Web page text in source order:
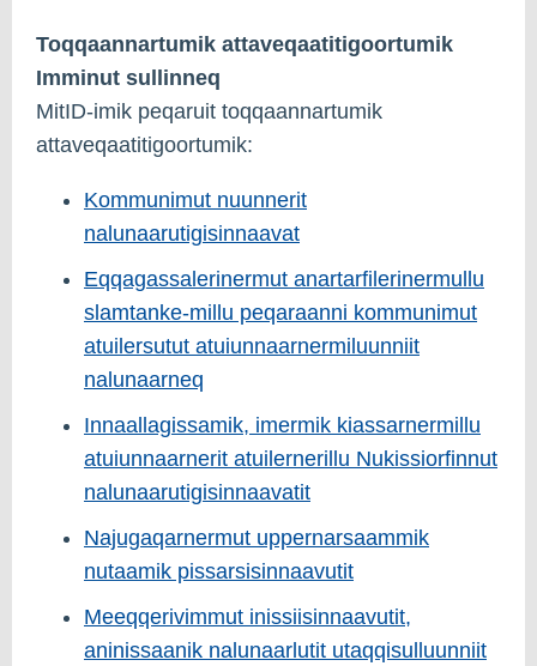
Toqqaannartumik attaveqaatitigoortumik
Imminut sullinneq
MitID-imik peqaruit toqqaannartumik
attaveqaatitigoortumik:
Kommunimut nuunnerit
nalunaarutigisinnaavat
Eqqagassalerinermut anartarfilerinermullu
slamtanke-millu peqaraanni kommunimut
atuilersutut atuiunnaarnermiluunniit
nalunaarneq
Innaallagissamik, imermik kiassarnermillu
atuiunnaarnerit atuilernerillu Nukissiorfinnut
nalunaarutigisinnaavatit
Najugaqarnermut uppernarsaammik
nutaamik pissarsisinnaavutit
Meeqqerivimmut inissiisinnaavutit,
aninissaanik nalunaarlutit utaqqisulluunniit